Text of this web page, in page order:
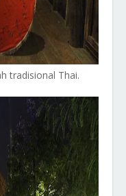
tradisional Thai.